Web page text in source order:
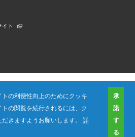
の利便性向上のためにクッキ
の閲覧を続行されるには、ク
きますようお願いします。 詳
承
諾
す
る
イト
シーポリシー
プレスリリース（プロダクト)